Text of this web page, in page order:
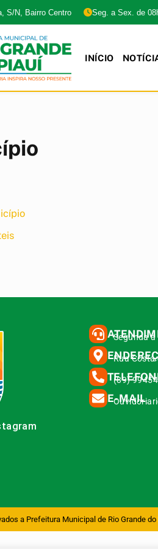
S/N, Bairro Centro Seg. a Sex. de
INÍCIO
Segunda
Rua Costa
(89)
E-MAIL
a Prefeitura Municipal de Rio Grande do